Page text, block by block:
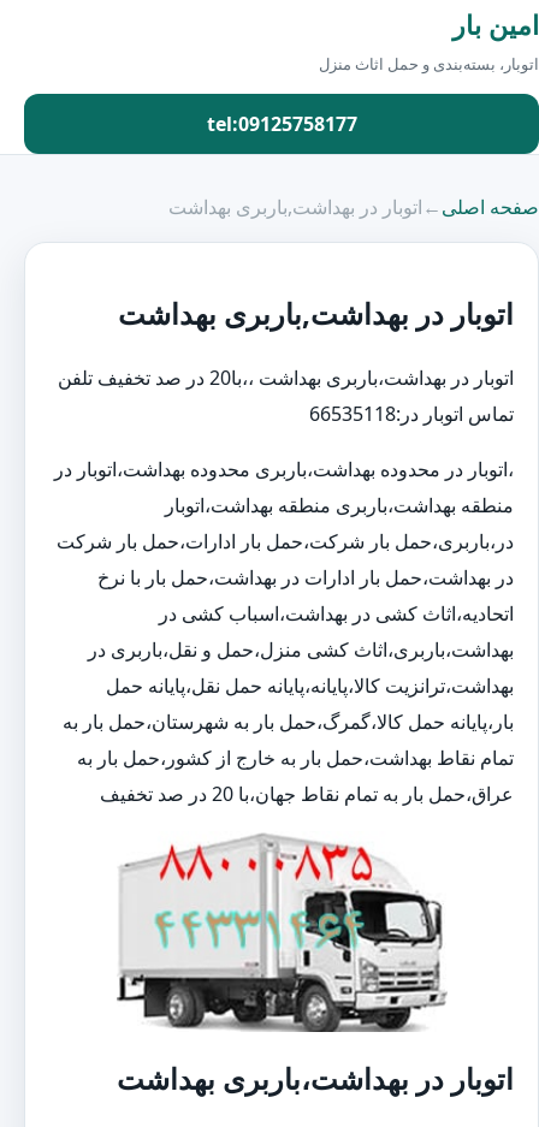
امین بار
اتوبار، بسته‌بندی و حمل اثاث منزل
tel:09125758177
صفحه اصلی←اتوبار در بهداشت,باربری بهداشت
اتوبار در بهداشت,باربری بهداشت
اتوبار در بهداشت،باربری بهداشت ،،با20 در صد تخفیف تلفن
تماس اتوبار در:66535118
،اتوبار در محدوده بهداشت،باربری محدوده بهداشت،اتوبار در
منطقه بهداشت،باربری منطقه بهداشت،اتوبار
در،باربری،حمل بار شرکت،حمل بار ادارات،حمل بار شرکت
در بهداشت،حمل بار ادارات در بهداشت،حمل بار با نرخ
اتحادیه،اثاث کشی در بهداشت،اسباب کشی در
بهداشت،باربری،اثاث کشی منزل،حمل و نقل،باربری در
بهداشت،ترانزیت کالا،پایانه،پایانه حمل نقل،پایانه حمل
بار،پایانه حمل کالا،گمرگ،حمل بار به شهرستان،حمل بار به
تمام نقاط بهداشت،حمل بار به خارج از کشور،حمل بار به
عراق،حمل بار به تمام نقاط جهان،با 20 در صد تخفیف
اتوبار در بهداشت،باربری بهداشت